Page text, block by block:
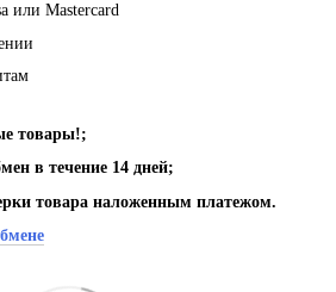
или Mastercard
товары!;
в течение 14 дней;
товара наложенным платежом.